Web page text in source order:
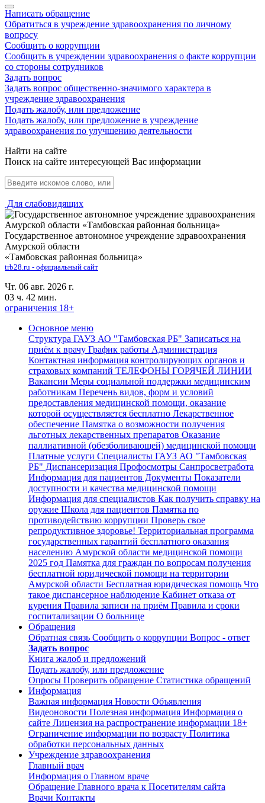
Написать обращение
Обратиться в учреждение здравоохранения по личному
вопросу
Сообщить о коррупции
Сообщить в учреждении здравоохранения о факте коррупции
со стороны сотрудников
Задать вопрос
Задать вопрос общественно-значимого характера в
учреждение здравоохранения
Подать жалобу, или предложение
Подать жалобу, или предложение в учреждение
здравоохранения по улучшению деятельности
Найти на сайте
Поиск на сайте интересующей Вас информации
Для слабовидящих
Государственное автономное учреждение здравоохранения
Амурской области
«Тамбовская районная больница»
trb28.ru - официальный сайт
Чт. 06 авг. 2026 г.
03 ч. 42 мин.
ограничения 18+
Основное меню
Структура ГАУЗ АО "Тамбовская РБ" Записаться на
приём к врачу График работы Администрация
Контактная информация контролирующих органов и
страховых компаний ТЕЛЕФОНЫ ГОРЯЧЕЙ ЛИНИИ
Вакансии Меры социальной поддержки медицинским
работникам Перечень видов, форм и условий
предоставления медицинской помощи, оказание
которой осуществляется бесплатно Лекарственное
обеспечение Памятка о возможности получения
льготных лекарственных препаратов Оказание
паллиативной (обезболивающей) медицинской помощи
Платные услуги Специалисты ГАУЗ АО "Тамбовская
РБ" Диспансеризация Профосмотры Санпросветработа
Информация для пациентов Документы Показатели
доступности и качества медицинской помощи
Информация для специалистов Как получить справку на
оружие Школа для пациентов Памятка по
противодействию коррупции Проверь свое
репродуктивное здоровье! Территориальная программа
государственных гарантий бесплатного оказания
населению Амурской области медицинской помощи
2025 год Памятка для граждан по вопросам получения
бесплатной юридической помощи на территории
Амурской области Бесплатная юридическая помощь Что
такое диспансерное наблюдение Кабинет отказа от
курения Правила записи на приём Правила и сроки
госпитализации О больнице
Обращения
Обратная связь Сообщить о коррупции Вопрос - ответ
Задать вопрос
Книга жалоб и предложений
Подать жалобу, или предложение
Опросы Проверить обращение Статистика обращений
Информация
Важная информация Новости Объявления
Видеоновости Полезная информация Информация о
сайте Лицензия на распространение информации 18+
Ограничение информации по возрасту Политика
обработки персональных данных
Учреждение здравоохранения
Главный врач
Информация о Главном враче
Обращение Главного врача к Посетителям сайта
Врачи Контакты